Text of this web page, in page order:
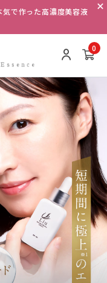
で作った高濃度美容液
0